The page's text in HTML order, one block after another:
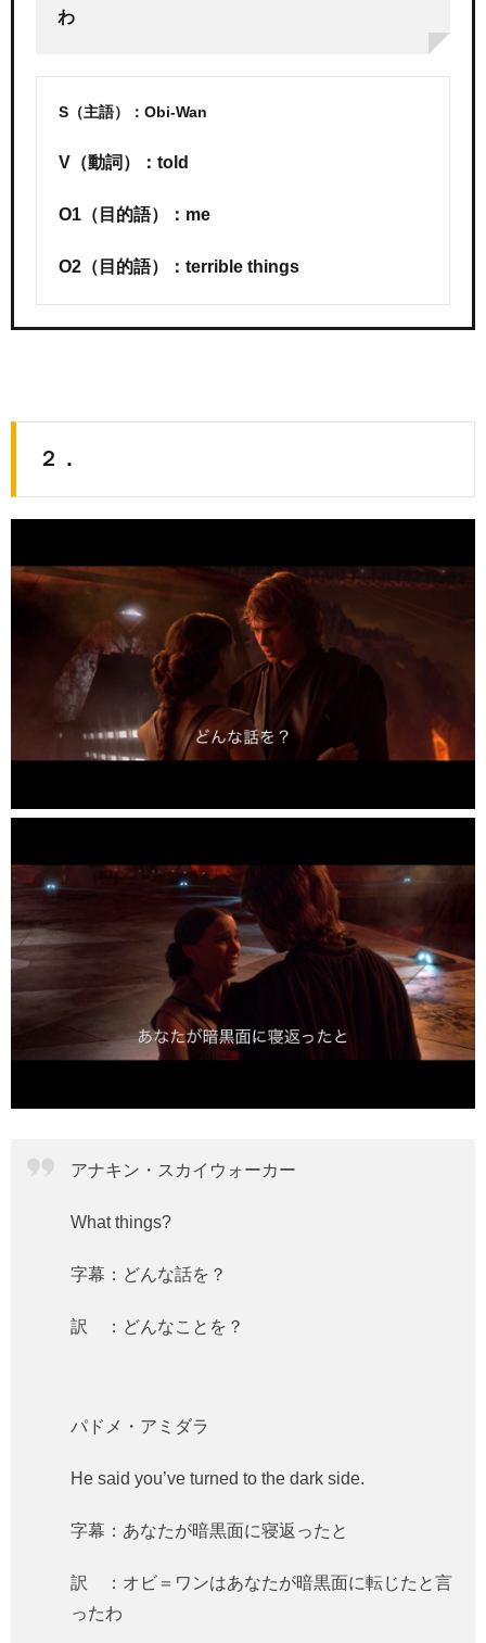
わ
S（主語）：Obi-Wan
V（動詞）：told
O1（目的語）：me
O2（目的語）：terrible things
２．
アナキン・スカイウォーカー
What things?
字幕：どんな話を？
訳 ：どんなことを？
パドメ・アミダラ
He said you’ve turned to the dark side.
字幕：あなたが暗黒面に寝返ったと
訳 ：オビ＝ワンはあなたが暗黒面に転じたと言
ったわ